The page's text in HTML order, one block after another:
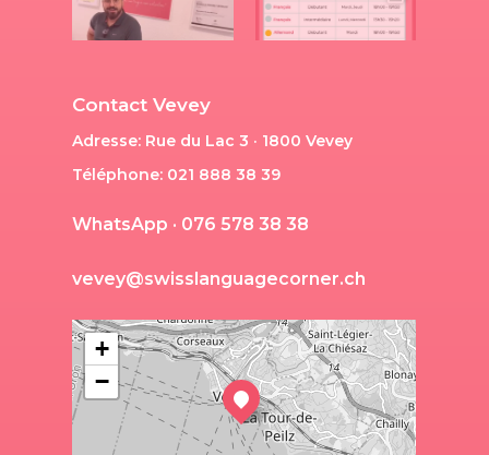
Contact Vevey
Adresse: Rue du Lac 3 · 1800 Vevey
Téléphone: 021 888 38 39
WhatsApp · 076 578 38 38
vevey@swisslanguagecorner.ch
+
−